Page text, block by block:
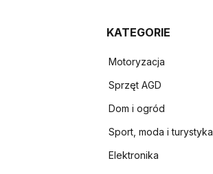
KATEGORIE
Motoryzacja
Sprzęt AGD
Dom i ogród
Sport, moda i turystyka
Elektronika